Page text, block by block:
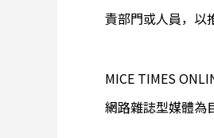
責部門或人員，以
MICE TIMES
網路雜誌型媒體為